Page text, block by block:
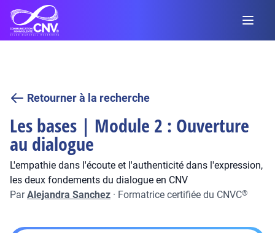
Retourner à la recherche
Les bases | Module 2 : Ouverture
au dialogue
L'empathie dans l'écoute et l'authenticité dans l'expression,
les deux fondements du dialogue en CNV
ParAlejandra Sanchez · Formatrice certifiée du CNVC®